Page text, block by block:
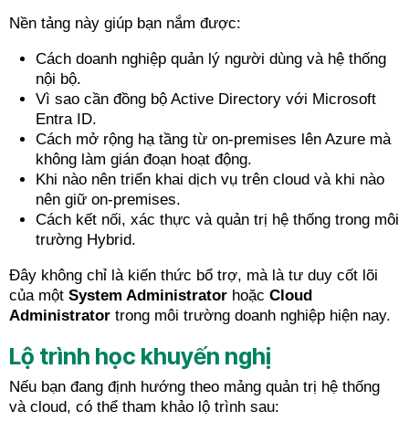
Nền tảng này giúp bạn nắm được:
Cách doanh nghiệp quản lý người dùng và hệ thống
nội bộ.
Vì sao cần đồng bộ Active Directory với Microsoft
Entra ID.
Cách mở rộng hạ tầng từ on-premises lên Azure mà
không làm gián đoạn hoạt động.
Khi nào nên triển khai dịch vụ trên cloud và khi nào
nên giữ on-premises.
Cách kết nối, xác thực và quản trị hệ thống trong môi
trường Hybrid.
Đây không chỉ là kiến thức bổ trợ, mà là tư duy cốt lõi
của một System Administrator hoặc Cloud
Administrator trong môi trường doanh nghiệp hiện nay.
Lộ trình học khuyến nghị
Nếu bạn đang định hướng theo mảng quản trị hệ thống
và cloud, có thể tham khảo lộ trình sau: